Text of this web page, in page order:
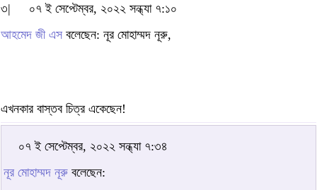
৩|
০৭ ই সেপ্টেম্বর, ২০২২ সন্ধ্যা ৭:১০
আহমেদ জী এস বলেছেন: নূর মোহাম্মদ নূরু,
এখনকার বাস্তব চিত্র একেছেন!
০৭ ই সেপ্টেম্বর, ২০২২ সন্ধ্যা ৭:৩৪
নূর মোহাম্মদ নূরু বলেছেন: